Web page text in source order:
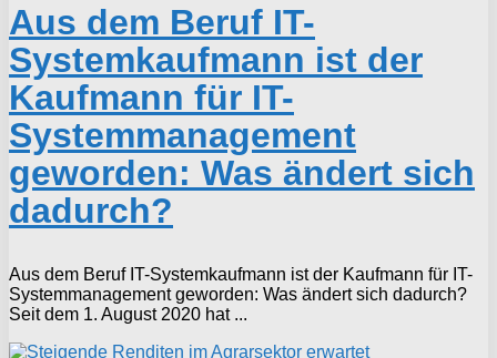
Aus dem Beruf IT-
Systemkaufmann ist der
Kaufmann für IT-
Systemmanagement
geworden: Was ändert sich
dadurch?
Aus dem Beruf IT-Systemkaufmann ist der Kaufmann für IT-
Systemmanagement geworden: Was ändert sich dadurch?
Seit dem 1. August 2020 hat ...